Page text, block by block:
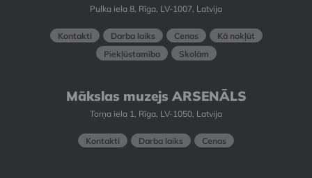
Pulka iela 8, Rīga, LV-1007, Latvija
Kontakti Darba laiks Cenas
Kā nokļūt
Piekļūstamība
Skolām
Mākslas muzejs ARSENĀLS
Torņa iela 1, Rīga, LV-1050, Latvija
Kontakti Darba laiks Cenas